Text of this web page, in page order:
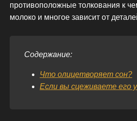
противоположные толкования к
молоко и многое зависит от
Содержание:
Что олицетворяет сон?
Если вы сцеживаете его